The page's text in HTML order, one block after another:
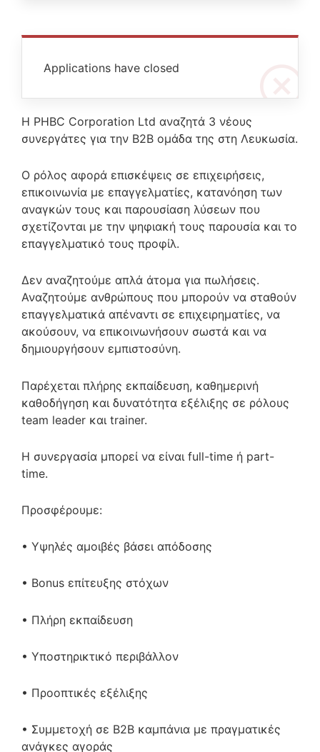
Applications have closed
Η PHBC Corporation Ltd αναζητά 3 νέους
συνεργάτες για την B2B ομάδα της στη Λευκωσία.
Ο ρόλος αφορά επισκέψεις σε επιχειρήσεις,
επικοινωνία με επαγγελματίες, κατανόηση των
αναγκών τους και παρουσίαση λύσεων που
σχετίζονται με την ψηφιακή τους παρουσία και το
επαγγελματικό τους προφίλ.
Δεν αναζητούμε απλά άτομα για πωλήσεις.
Αναζητούμε ανθρώπους που μπορούν να σταθούν
επαγγελματικά απέναντι σε επιχειρηματίες, να
ακούσουν, να επικοινωνήσουν σωστά και να
δημιουργήσουν εμπιστοσύνη.
Παρέχεται πλήρης εκπαίδευση, καθημερινή
καθοδήγηση και δυνατότητα εξέλιξης σε ρόλους
team leader και trainer.
Η συνεργασία μπορεί να είναι full-time ή part-
time.
Προσφέρουμε:
• Υψηλές αμοιβές βάσει απόδοσης
• Bonus επίτευξης στόχων
• Πλήρη εκπαίδευση
• Υποστηρικτικό περιβάλλον
• Προοπτικές εξέλιξης
• Συμμετοχή σε B2B καμπάνια με πραγματικές
ανάγκες αγοράς